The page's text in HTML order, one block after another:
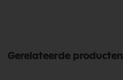
Gerelateerde producten